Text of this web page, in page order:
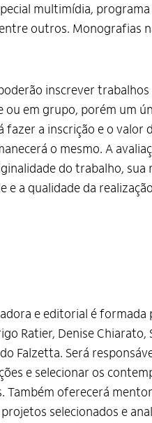
multimídia, programa
outros. Monografias
inscrever
ou em grupo, porém um
fazer a inscrição e o valor
o mesmo. A
do trabalho, sua
e a qualidade da
e editorial é formada
Ratier, Denise Chiarato,
Falzetta. Será
e selecionar os
Também oferecerá
selecionados e